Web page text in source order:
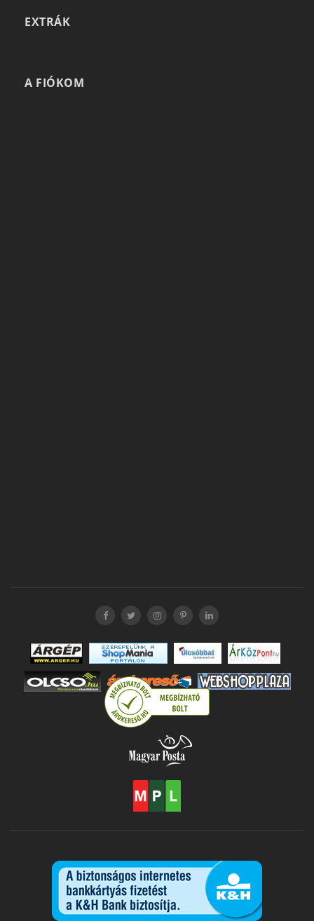
EXTRÁK
A FIÓKOM